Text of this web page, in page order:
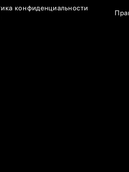
конфиденциальности